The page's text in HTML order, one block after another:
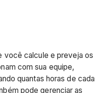
você calcule e preveja os
com sua equipe,
quantas horas de cada
pode gerenciar as